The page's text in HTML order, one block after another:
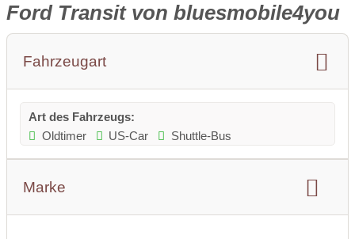
Ford Transit von bluesmobile4you
Fahrzeugart
Art des Fahrzeugs:
Oldtimer
US-Car Shuttle-Bus
Marke